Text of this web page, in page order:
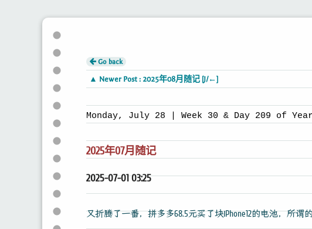
Go back
▲ Newer Post : 2025年08月随记 [J/←]
Monday, July 28 | Week 30 & Day 209 of
2025年07月随记
2025-07-01 03:25
又折腾了一番，拼多多68.5元买了块iPhone12的电池，所